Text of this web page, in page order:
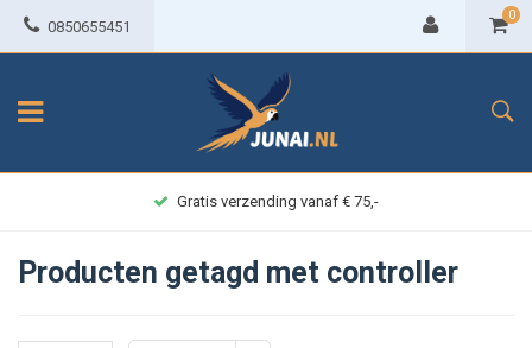
0850655451
0
Gratis verzending vanaf € 75,-
Producten getagd met controller